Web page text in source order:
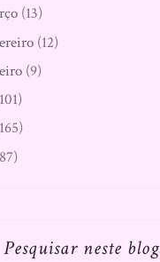
(13)
(12)
(9)
Pesquisar neste blog